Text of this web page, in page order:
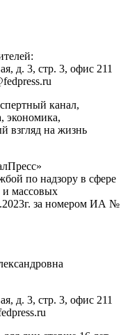
д. 3, стр. 3, офис 211
канал,
экономика,
взгляд на жизнь
по надзору в сфере
массовых
за номером ИА №
д. 3, стр. 3, офис 211